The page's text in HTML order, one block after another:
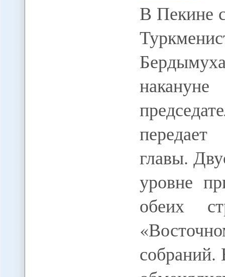
В Пекине
передает
главы.
уровне
обеих
собраний.